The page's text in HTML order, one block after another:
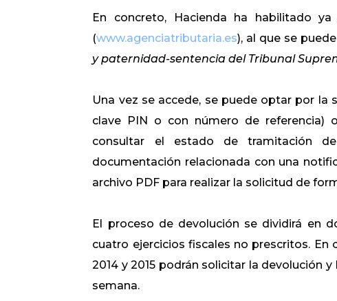
En concreto, Hacienda ha habilitado
(www.agenciatributaria.es), al que se
y paternidad-sentencia del Tribunal
Una vez se accede, se puede optar por
clave PIN o con número de referencia)
consultar el estado de tramitación
documentación relacionada con una
archivo PDF para realizar la solicitud de
El proceso de devolución se dividirá en
cuatro ejercicios fiscales no prescritos.
2014 y 2015 podrán solicitar la devolución
semana.